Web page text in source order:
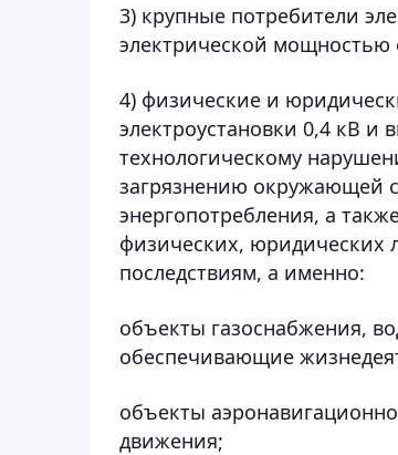
3) крупные потребители
электрической мощностью
4) физические и
электроустановки 0,4 кВ
технологическому
загрязнению окружающей
энергопотребления, а
физических, юридических
последствиям, а именно:
объекты газоснабжения,
обеспечивающие
объекты
движения;